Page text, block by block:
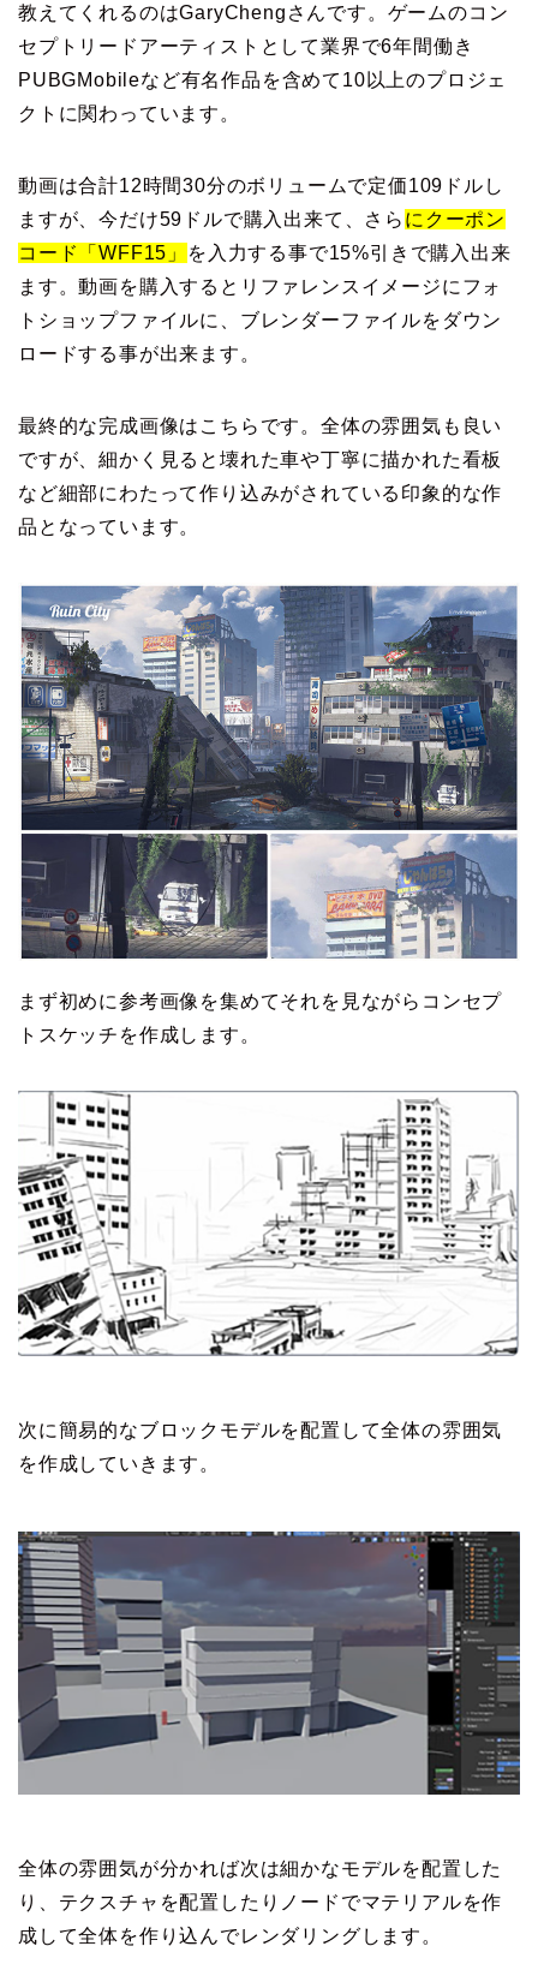
教えてくれるのはGaryChengさんです。ゲームのコン
セプトリードアーティストとして業界で6年間働き
PUBGMobileなど有名作品を含めて10以上のプロジェ
クトに関わっています。
動画は合計12時間30分のボリュームで定価109ドルし
ますが、今だけ59ドルで購入出来て、さら にクーポン
コード「WFF15」
を入力する事で15%引きで購入出来
ます。動画を購入するとリファレンスイメージにフォ
トショップファイルに、ブレンダーファイルをダウン
ロードする事が出来ます。
最終的な完成画像はこちらです。全体の雰囲気も良い
ですが、細かく見ると壊れた車や丁寧に描かれた看板
など細部にわたって作り込みがされている印象的な作
品となっています。
まず初めに参考画像を集めてそれを見ながらコンセプ
トスケッチを作成します。
次に簡易的なブロックモデルを配置して全体の雰囲気
を作成していきます。
全体の雰囲気が分かれば次は細かなモデルを配置した
り、テクスチャを配置したりノードでマテリアルを作
成して全体を作り込んでレンダリングします。